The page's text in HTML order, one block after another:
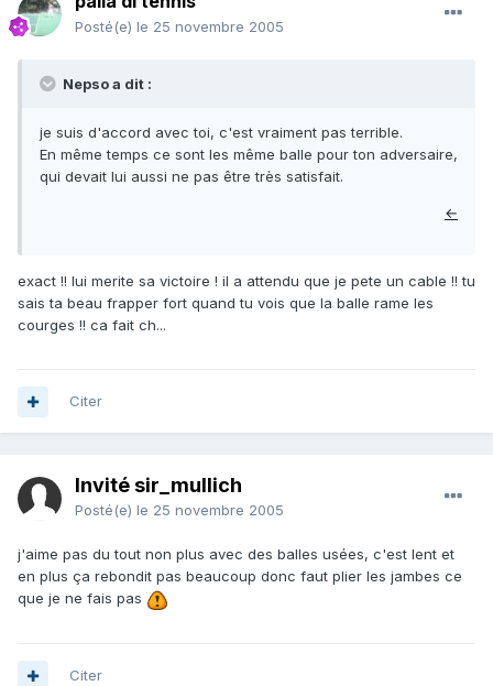
Posté(e) le 25 novembre 2005
Nepso a dit :
je suis d'accord avec toi, c'est vraiment pas terrible.
En même temps ce sont les même balle pour ton adversaire,
qui devait lui aussi ne pas être très satisfait.
←
exact !! lui merite sa victoire ! il a attendu que je pete un cable !! tu
sais ta beau frapper fort quand tu vois que la balle rame les
courges !! ca fait ch...
Citer
Invité sir_mullich
Posté(e) le 25 novembre 2005
j'aime pas du tout non plus avec des balles usées, c'est lent et
en plus ça rebondit pas beaucoup donc faut plier les jambes ce
que je ne fais pas
Citer